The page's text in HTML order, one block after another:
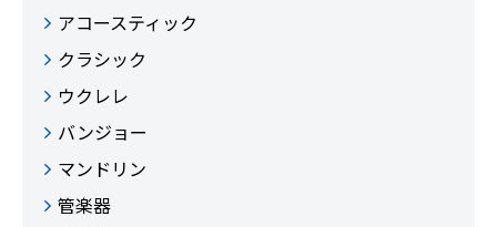
アコースティック
クラシック
ウクレレ
バンジョー
マンドリン
管楽器